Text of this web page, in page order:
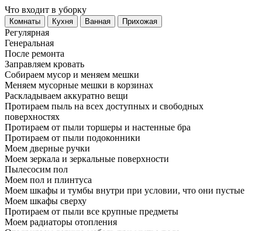
Что входит в уборку
Регу­лярная
Гене­ральная
После ремонта
Заправляем кровать
Собираем мусор и меняем мешки
Меняем мусорные мешки в корзинах
Раскладываем аккуратно вещи
Протираем пыль на всех доступных и свободных
поверхностях
Протираем от пыли торшеры и настенные бра
Протираем от пыли подоконники
Моем дверные ручки
Моем зеркала и зеркальные поверхности
Пылесосим пол
Моем пол и плинтуса
Моем шкафы и тумбы внутри при условии, что они пустые
Моем шкафы сверху
Протираем от пыли все крупные предметы
Моем радиаторы отопления